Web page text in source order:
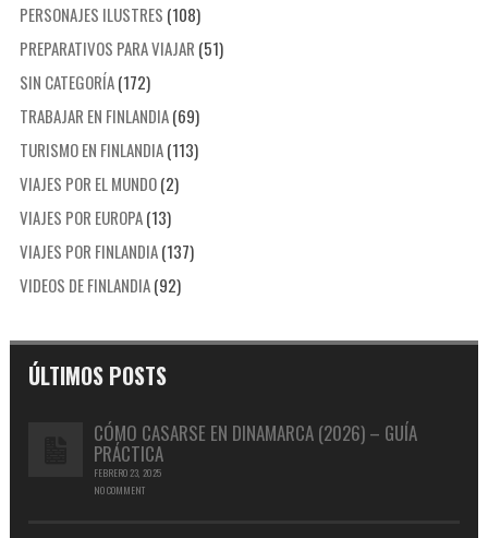
PERSONAJES ILUSTRES (108)
PREPARATIVOS PARA VIAJAR (51)
SIN CATEGORÍA(172)
TRABAJAR EN FINLANDIA(69)
TURISMO EN FINLANDIA(113)
VIAJES POR EL MUNDO(2)
VIAJES POR EUROPA(13)
VIAJES POR FINLANDIA(137)
VIDEOS DE FINLANDIA(92)
ÚLTIMOS POSTS
CÓMO CASARSE EN DINAMARCA (2026) – GUÍA
PRÁCTICA
FEBRERO 23, 2025
NO COMMENT